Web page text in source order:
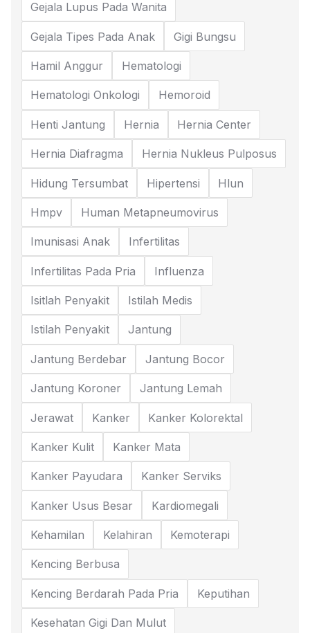
Gejala Lupus Pada Wanita
Gejala Tipes Pada Anak Gigi Bungsu
Hamil Anggur Hematologi
Hematologi Onkologi Hemoroid
Henti Jantung Hernia Hernia Center
Hernia Diafragma Hernia Nukleus Pulposus
Hidung Tersumbat Hipertensi Hlun
Hmpv Human Metapneumovirus
Imunisasi Anak Infertilitas
Infertilitas Pada Pria Influenza
Isitlah Penyakit Istilah Medis
Istilah Penyakit Jantung
Jantung Berdebar Jantung Bocor
Jantung Koroner Jantung Lemah
Jerawat Kanker Kanker Kolorektal
Kanker Kulit Kanker Mata
Kanker Payudara Kanker Serviks
Kanker Usus Besar Kardiomegali
Kehamilan Kelahiran Kemoterapi
Kencing Berbusa
Kencing Berdarah Pada Pria Keputihan
Kesehatan Gigi Dan Mulut